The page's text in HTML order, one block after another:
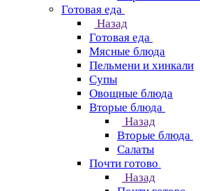
Готовая еда
Назад
Готовая еда
Мясные блюда
Пельмени и хинкали
Супы
Овощные блюда
Вторые блюда
Назад
Вторые блюда
Салаты
Почти готово
Назад